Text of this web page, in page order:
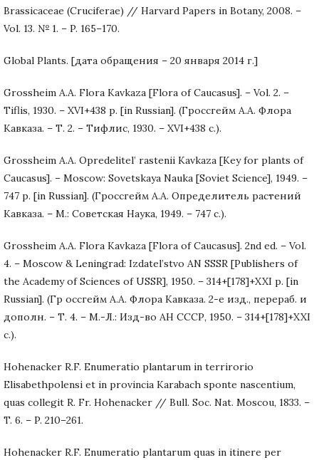
Brassicaceae (Cruciferae) // Harvard Papers in Botany, 2008. –
Vol. 13. № 1. – P. 165–170.
Global Plants. [дата обращения – 20 января 2014 г.]
Grossheim A.A. Flora Kavkaza [Flora of Caucasus]. – Vol. 2. –
Tiflis, 1930. – XVI+438 p. [in Russian]. (Гроссгейм А.А. Флора
Кавказа. – Т. 2. – Тифлис, 1930. – XVI+438 с.).
Grossheim A.A. Opredelitel’ rastenii Kavkaza [Key for plants of
Caucasus]. – Moscow: Sovetskaya Nauka [Soviet Science], 1949. –
747 p. [in Russian]. (Гроссгейм А.А. Определитель растений
Кавказа. – М.: Советская Наука, 1949. – 747 с.).
Grossheim A.A. Flora Kavkaza [Flora of Caucasus]. 2nd ed. – Vol.
4. – Moscow & Leningrad: Izdatel’stvo AN SSSR [Publishers of
the Academy of Sciences of USSR], 1950. – 314+[178]+XXI p. [in
Russian]. (Гр оссгейм А.А. Флора Кавказа. 2-е изд., перераб. и
дополн. – Т. 4. – М.-Л.: Изд-во АН СССР, 1950. – 314+[178]+XXI
с.).
Hohenacker R.F. Enumeratio plantarum in terrirorio
Elisabethpolensi et in provincia Karabach sponte nascentium,
quas collegit R. Fr. Hohenacker // Bull. Soc. Nat. Moscou, 1833. –
T. 6. – P. 210–261.
Hohenacker R.F. Enumeratio plantarum quas in itinere per